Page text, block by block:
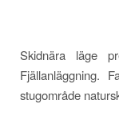
Skidnära läge
Fjällanläggning.
stugområde